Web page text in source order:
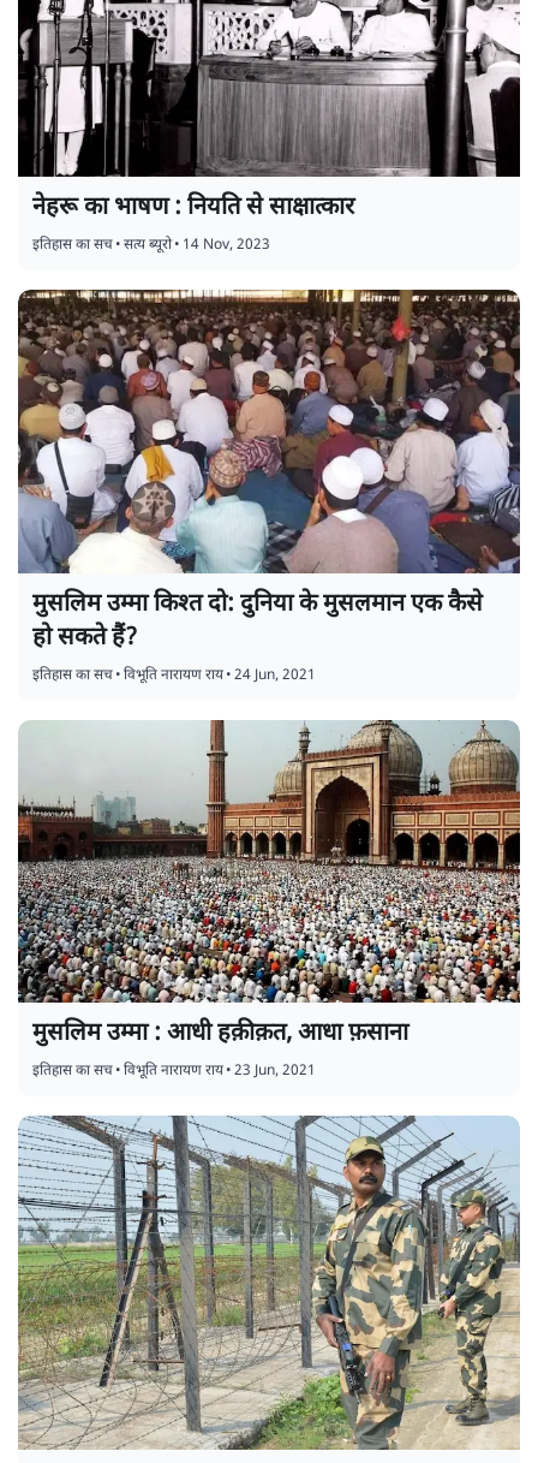
नेहरू का भाषण : नियति से साक्षात्कार
इतिहास का सच•सत्य ब्यूरो• 14 Nov, 2023
मुसलिम उम्मा किश्त दो: दुनिया के मुसलमान एक कैसे
हो सकते हैं?
इतिहास का सच•विभूति नारायण राय•24 Jun, 2021
मुसलिम उम्मा : आधी हक़ीक़त, आधा फ़साना
इतिहास का सच•विभूति नारायण राय•23 Jun, 2021